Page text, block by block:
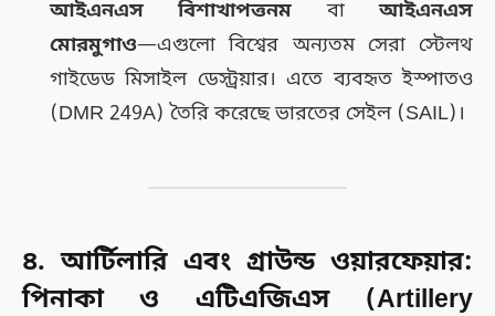
আইএনএস বিশাখাপত্তনম বাআইএনএস
মোরমুগাও—এগুলো বিশ্বের অন্যতম সেরা স্টেলথ
গাইডেড মিসাইল ডেস্ট্রয়ার। এতে ব্যবহৃত ইস্পাতও
(DMR 249A) তৈরি করেছে ভারতের সেইল (SAIL)।
৪. আর্টিলারি এবং গ্রাউন্ড ওয়ারফেয়ার:
পিনাকা ও এটিএজিএস (Artillery